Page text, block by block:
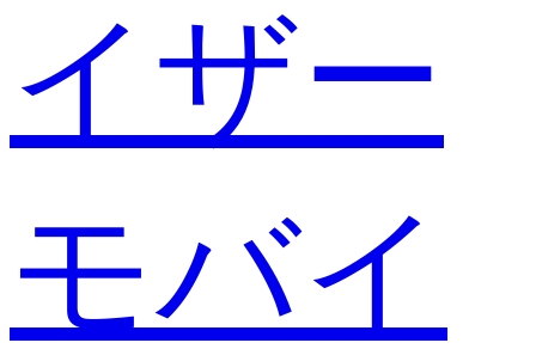
イザー
モバイ